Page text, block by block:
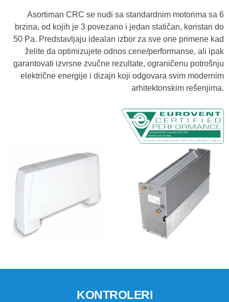
Asortiman CRC se nudi sa standardnim motorima sa 6
brzina, od kojih je 3 povezano i jedan statičan, koristan do
50 Pa. Predstavljaju idealan izbor za sve one primene kad
želite da optimizujete odnos cene/performanse, ali ipak
garantovati izvrsne zvučne rezultate, ograničenu potrošnju
električne energije i dizajn koji odgovara svim modernim
arhitektonskim rešenjima.
KONTROLERI